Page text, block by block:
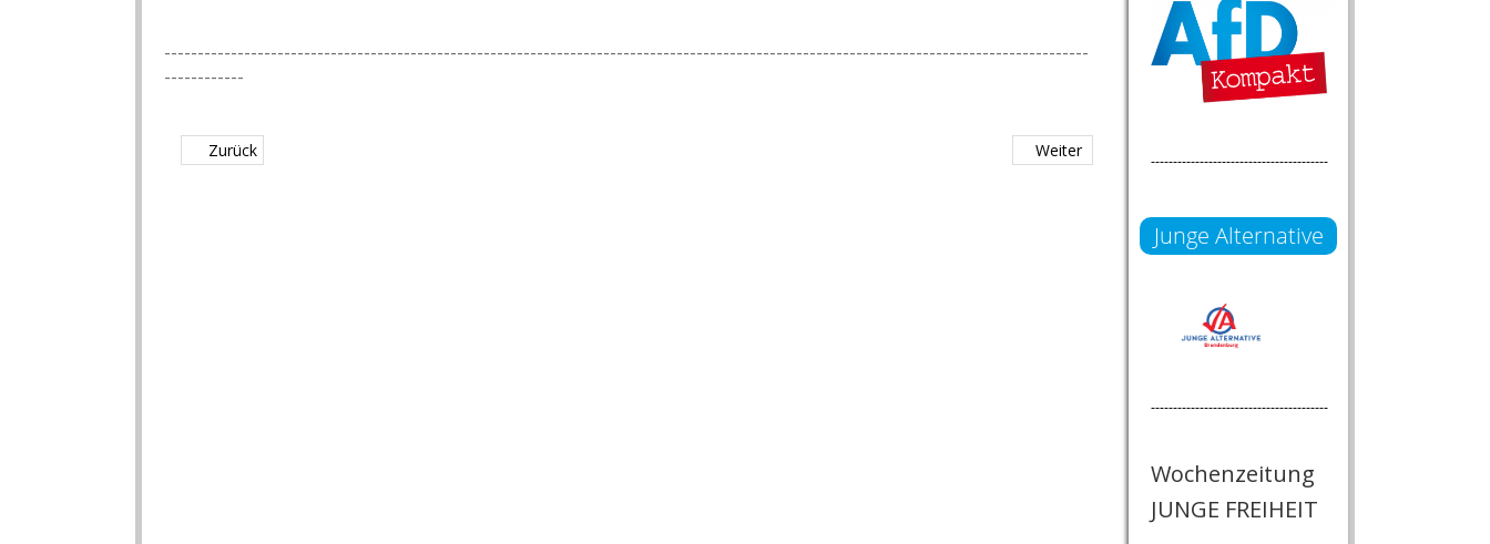
-------------------------------------------------------------------------------------------------------------------------------------------
------------
Zurück Weiter
----------------------------------------
Junge Alternative
----------------------------------------
Wochenzeitung
JUNGE FREIHEIT